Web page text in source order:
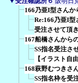
166乃亜I型さんか
Re:166乃亜I型
受注させて頂き
167船橋さんから
SS指名受注さ
【イラスト自
168萩野むつきさ
SS指名枠を受